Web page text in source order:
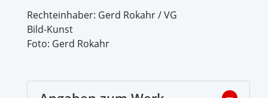
Rechteinhaber: Gerd Rokahr / VG
Bild-Kunst
Foto: Gerd Rokahr